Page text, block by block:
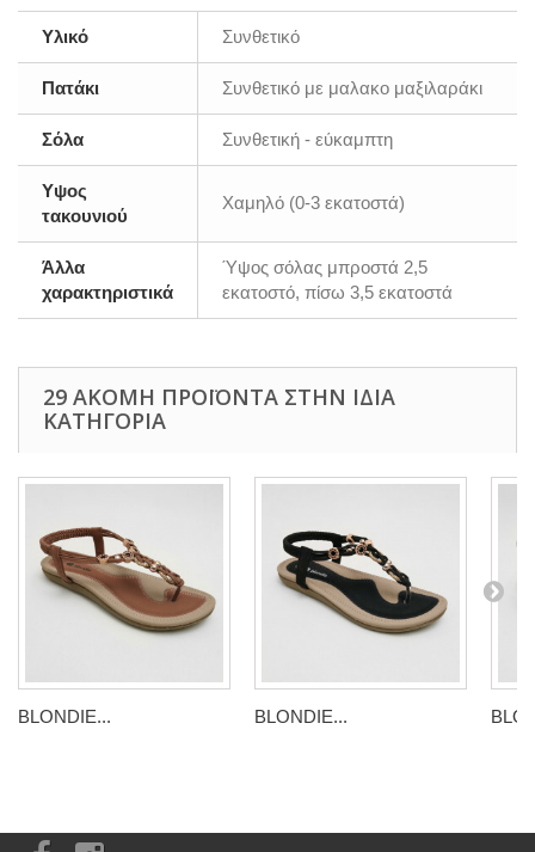
Υλικό Συνθετικό
Πατάκι Συνθετικό με μαλακο μαξιλαράκι
Σόλα Συνθετική - εύκαμπτη
Υψος
τακουνιού
Χαμηλό (0-3 εκατοστά)
Άλλα
χαρακτηριστικά
Ύψος σόλας μπροστά 2,5
εκατοστό, πίσω 3,5 εκατοστά
29 ΑΚΌΜΗ ΠΡΟΪΌΝΤΑ ΣΤΗΝ ΊΔΙΑ
ΚΑΤΗΓΟΡΊΑ
BLONDIE... BLONDIE...